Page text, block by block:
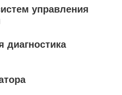
управления
диагностика